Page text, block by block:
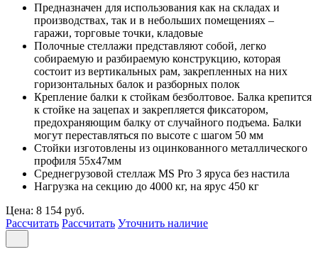
Предназначен для использования как на складах и
производствах, так и в небольших помещениях –
гаражи, торговые точки, кладовые
Полочные стеллажи представляют собой, легко
собираемую и разбираемую конструкцию, которая
состоит из вертикальных рам, закрепленных на них
горизонтальных балок и разборных полок
Крепление балки к стойкам безболтовое. Балка крепится
к стойке на зацепах и закрепляется фиксатором,
предохраняющим балку от случайного подъема. Балки
могут переставляться по высоте с шагом 50 мм
Стойки изготовлены из оцинкованного металлического
профиля 55х47мм
Среднегрузовой стеллаж MS Pro 3 ярусa без настила
Нагрузка на секцию до 4000 кг, на ярус 450 кг
Цена: 8 154 руб.
Рассчитать Рассчитать Уточнить наличие